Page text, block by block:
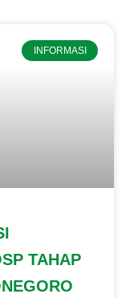
INFORMASI
TAHAP